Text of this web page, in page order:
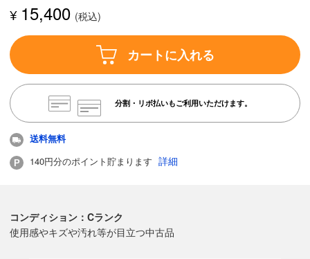
¥ 15,400
カートに入れる
分割・リボ払いもご利用いただけます。
送料無料
140円分のポイント貯まります 詳細
コンディション：Cランク
使用感やキズや汚れ等が目立つ中古品